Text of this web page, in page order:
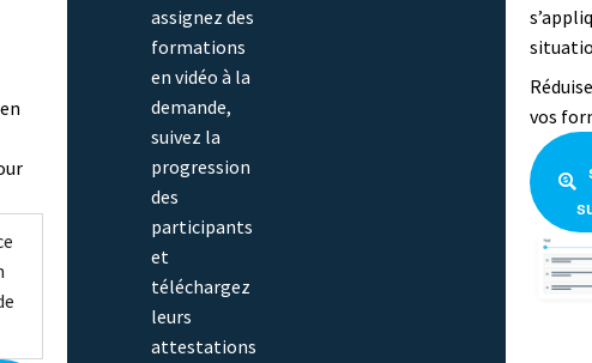
assignez des
formations
en vidéo à la
demande,
suivez la
progression
des
participants
et
téléchargez
leurs
attestations
vos